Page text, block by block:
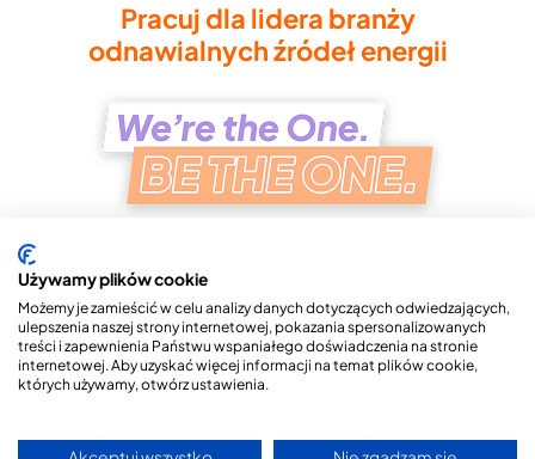
Pracuj dla lidera branży
odnawialnych źródeł energii
Copyright © 2026 Columbus ONE S.A.
Polityka Prywatności
Używamy plików cookie
Możemy je zamieścić w celu analizy danych dotyczących odwiedzających,
ulepszenia naszej strony internetowej, pokazania spersonalizowanych
treści i zapewnienia Państwu wspaniałego doświadczenia na stronie
internetowej. Aby uzyskać więcej informacji na temat plików cookie,
których używamy, otwórz ustawienia.